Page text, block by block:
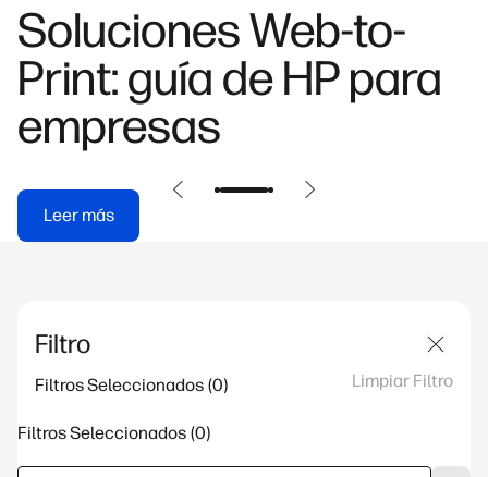
Soluciones Web-to-
Print: guía de HP para
empresas
Leer más
Filtro
Filtros Seleccionados Limpiar Filtro
Filtros Seleccionados